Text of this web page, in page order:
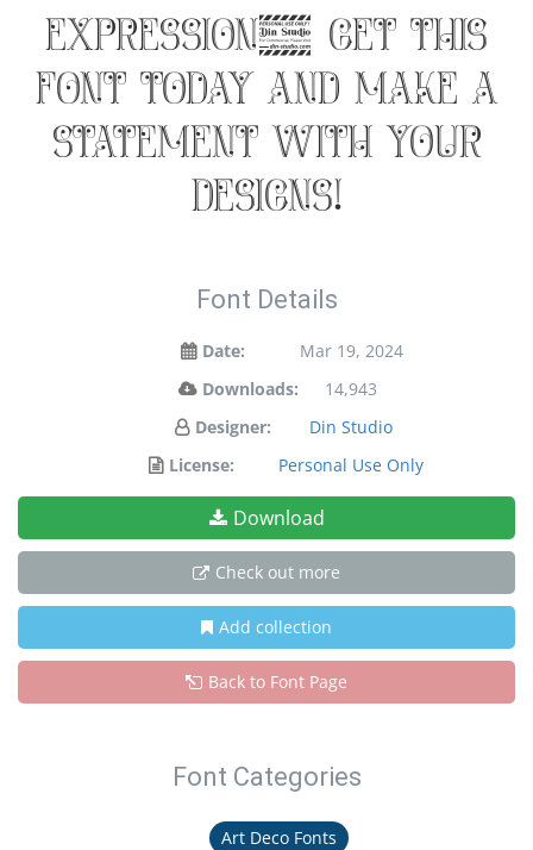
expression. Get this
font today and make a
statement with your
designs!
Font Details
Date:
Mar 19, 2024
Downloads:
14,943
Designer:
Din Studio
License:
Personal Use Only
Download
Check out more
Add collection
Back to Font Page
Font Categories
Art Deco Fonts